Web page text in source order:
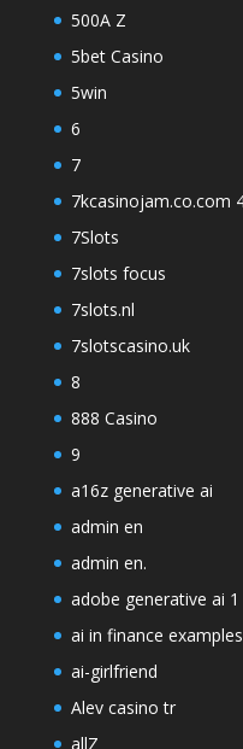
500A Z
5bet Casino
5win
6
7
7kcasinojam.co.com
7Slots
7slots focus
7slots.nl
7slotscasino.uk
8
888 Casino
9
a16z generative ai
admin en
admin en.
adobe generative ai 1
ai in finance
ai-girlfriend
Alev casino tr
allZ